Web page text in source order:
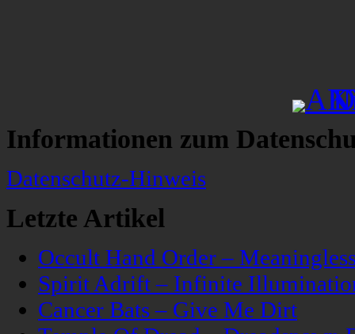
Informationen zum
Datenschutz-Hinweis
Letzte Artikel
Occult Hand Order –
Spirit Adrift – Infinite
Cancer Bats – Give Me Dirt